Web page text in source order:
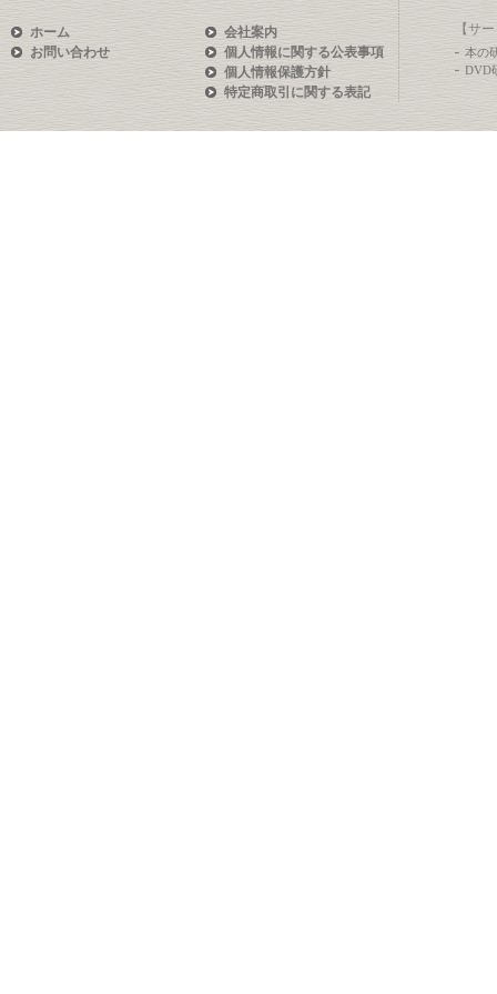
ホーム
お問い合わせ
会社案内
個人情報に関する公表事項
個人情報保護方針
特定商取引に関する表記
【サ
本の
DVD